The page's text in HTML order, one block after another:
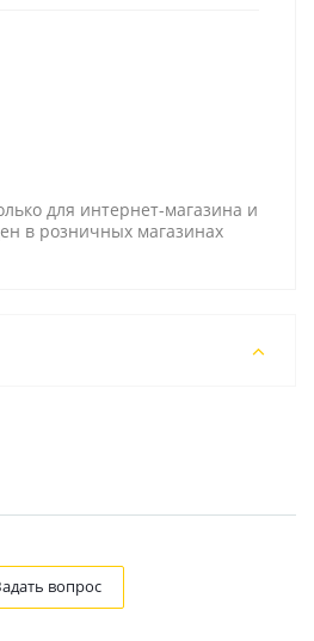
для интернет-магазина и
в розничных магазинах
вопрос